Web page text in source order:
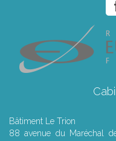
Bâtiment Le Trion
88 avenue du Maréchal